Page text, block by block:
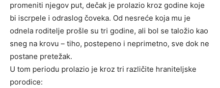
promeniti njegov put, dečak je prolazio kroz godine koje
bi iscrpele i odraslog čoveka. Od nesreće koja mu je
odnela roditelje prošle su tri godine, ali bol se taložio kao
sneg na krovu – tiho, postepeno i neprimetno, sve dok ne
postane pretežak.
U tom periodu prolazio je kroz tri različite hraniteljske
porodice: